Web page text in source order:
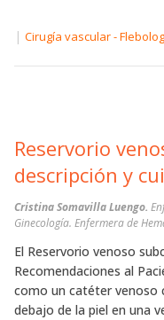
| Cirugía vascular -
Reservorio
descripción y
Cristina Somavilla Luengo.
Ginecología. Enfermera de
El Reservorio venoso
Recomendaciones al
como un catéter venoso
debajo de la piel en una